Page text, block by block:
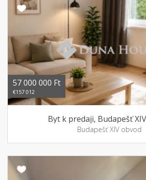
57 000 000 Ft
€157 012
Byt k predaji, Budapešť
Budapešť XIV obvod